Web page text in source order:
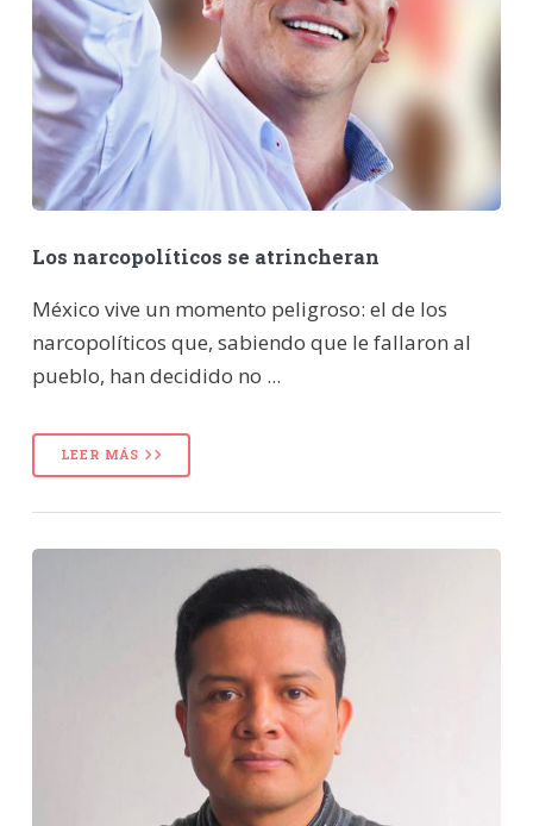
Los narcopolíticos se atrincheran
México vive un momento peligroso: el de los
narcopolíticos que, sabiendo que le fallaron al
pueblo, han decidido no ...
LEER MÁS